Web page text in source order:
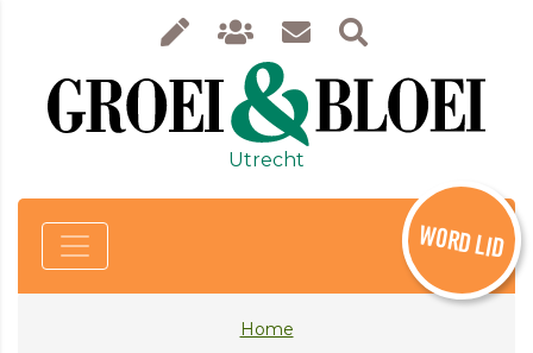
Utrecht
WORD LID
Home